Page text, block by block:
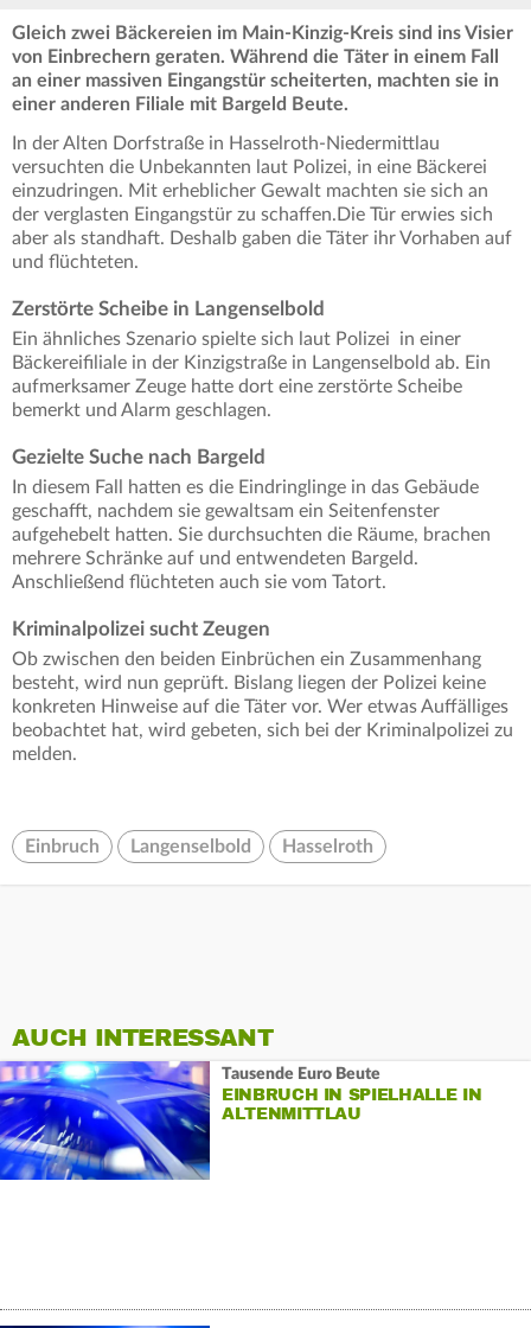
Gleich zwei Bäckereien im Main-Kinzig-Kreis sind ins Visier
von Einbrechern geraten. Während die Täter in einem Fall
an einer massiven Eingangstür scheiterten, machten sie in
einer anderen Filiale mit Bargeld Beute.
In der Alten Dorfstraße in Hasselroth-Niedermittlau
versuchten die Unbekannten laut Polizei, in eine Bäckerei
einzudringen. Mit erheblicher Gewalt machten sie sich an
der verglasten Eingangstür zu schaffen.Die Tür erwies sich
aber als standhaft. Deshalb gaben die Täter ihr Vorhaben auf
und flüchteten.
Zerstörte Scheibe in Langenselbold
Ein ähnliches Szenario spielte sich laut Polizei in einer
Bäckereifiliale in der Kinzigstraße in Langenselbold ab. Ein
aufmerksamer Zeuge hatte dort eine zerstörte Scheibe
bemerkt und Alarm geschlagen.
Gezielte Suche nach Bargeld
In diesem Fall hatten es die Eindringlinge in das Gebäude
geschafft, nachdem sie gewaltsam ein Seitenfenster
aufgehebelt hatten. Sie durchsuchten die Räume, brachen
mehrere Schränke auf und entwendeten Bargeld.
Anschließend flüchteten auch sie vom Tatort.
Kriminalpolizei sucht Zeugen
Ob zwischen den beiden Einbrüchen ein Zusammenhang
besteht, wird nun geprüft. Bislang liegen der Polizei keine
konkreten Hinweise auf die Täter vor. Wer etwas Auffälliges
beobachtet hat, wird gebeten, sich bei der Kriminalpolizei zu
melden.
Einbruch Langenselbold Hasselroth
AUCH INTERESSANT
Tausende Euro Beute
EINBRUCH IN SPIELHALLE IN
ALTENMITTLAU